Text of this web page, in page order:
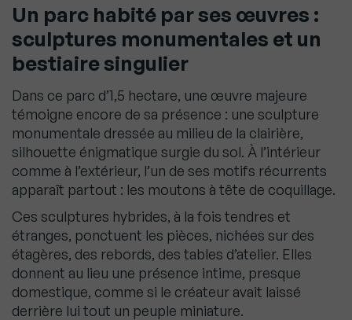
Un parc habité par ses œuvres :
sculptures monumentales et un
bestiaire singulier
Dans ce parc d’1,5 hectare, une œuvre majeure
témoigne encore de sa présence : une sculpture
monumentale dressée au milieu de la clairière,
silhouette énigmatique surgie du sol. À l’intérieur
comme à l’extérieur, l’un de ses motifs récurrents
apparaît partout : les moutons à tête de coquillage.
Ces sculptures hybrides, à la fois tendres et
étranges, ponctuent les pièces, nichées sur des
étagères, des rebords, des tables d’atelier. Elles
donnent au lieu une présence intime, presque
domestique, comme si le créateur avait laissé
derrière lui tout un peuple miniature.